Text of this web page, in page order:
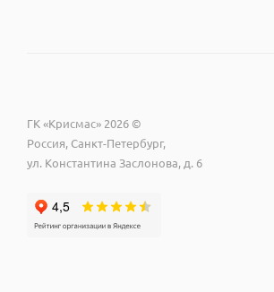
ГК «Крисмас» 2026 ©
Россия, Санкт-Петербург,
ул. Константина Заслонова, д. 6